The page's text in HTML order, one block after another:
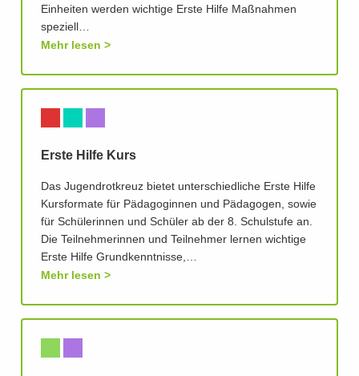
Einheiten werden wichtige Erste Hilfe Maßnahmen
speziell…
Mehr lesen
Erste Hilfe Kurs
Das Jugendrotkreuz bietet unterschiedliche Erste Hilfe
Kursformate für Pädagoginnen und Pädagogen, sowie
für Schülerinnen und Schüler ab der 8. Schulstufe an.
Die Teilnehmerinnen und Teilnehmer lernen wichtige
Erste Hilfe Grundkenntnisse,…
Mehr lesen